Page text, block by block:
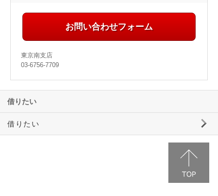
お問い合わせフォーム
東京南支店
03-6756-7709
借りたい
借りたい
三井ホームエステートの賃貸物件情報
事業用物件のご案内
駐車場のご案内